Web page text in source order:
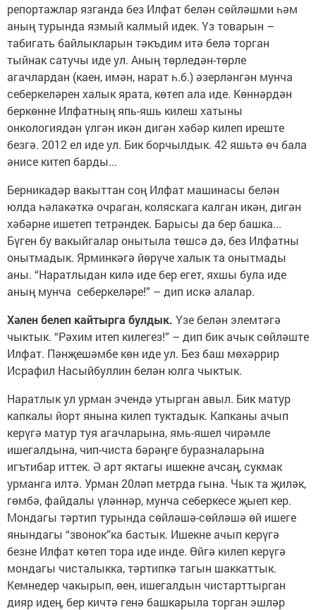
репортажлар язганда без Илфат белән сөйләшми һәм
аның турында язмый калмый идек. Үз товарын –
табигать байлыкларын тәкъдим итә белә торган
тыйнак сатучы иде ул. Аның төрледән-төрле
агачлардан (каен, имән, нарат һ.б.) әзерләнгән мунча
себеркеләрен халык ярата, көтеп ала иде. Көннәрдән
беркөнне Илфатның япь-яшь килеш хатыны
онкологиядән үлгән икән дигән хәбәр килеп иреште
безгә. 2012 ел иде ул. Бик борчылдык. 42 яшьтә өч бала
әнисе китеп барды...
Берникадәр вакыттан соң Илфат машинасы белән
юлда һәлакәткә очраган, коляскага калган икән, дигән
хәбәрне ишетеп тетрәндек. Барысы да бер башка...
Бүген бу вакыйгалар онытыла төшсә дә, без Илфатны
онытмадык. Ярминкәгә йөрүче халык та онытмады
аны. “Наратлыдан килә иде бер егет, яхшы була иде
аның мунча себеркеләре!” – дип искә алалар.
Хәлен белеп кайтырга булдык. Үзе белән элемтәгә
чыктык. “Рәхим итеп килегез!” – дип бик ачык сөйләште
Илфат. Пәнҗешәмбе көн иде ул. Без баш мөхәррир
Исрафил Насыйбуллин белән юлга чыктык.
Наратлык ул урман эчендә утырган авыл. Бик матур
капкалы йорт янына килеп туктадык. Капканы ачып
керүгә матур туя агачларына, ямь-яшел чирәмле
ишегалдына, чип-чиста бәрәңге буразналарына
игътибар иттек. Ә арт яктагы ишекне ачсаң, сукмак
урманга илтә. Урман 20ләп метрда гына. Чык та җиләк,
гөмбә, файдалы үләннәр, мунча себеркесе җыеп кер.
Мондагы тәртип турында сөйләшә-сөйләшә өй ишеге
янындагы “звонок”ка бастык. Ишекне ачып керүгә
безне Илфат көтеп тора иде инде. Өйгә килеп керүгә
мондагы чисталыкка, тәртипкә тагын шаккаттык.
Кемнедер чакырып, өен, ишегалдын чистарттырган
дияр идең, бер кичтә генә башкарыла торган эшләр